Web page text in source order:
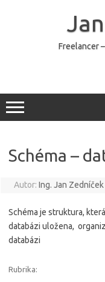
Freelancer
Schéma –
Autor: Ing. Jan
Schéma je struktura,
databázi uložena,
databázi
Rubrika: